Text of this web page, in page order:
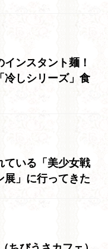
ンスタント麺！
冷しシリーズ」食
ている「美少女戦
展」に行ってきた